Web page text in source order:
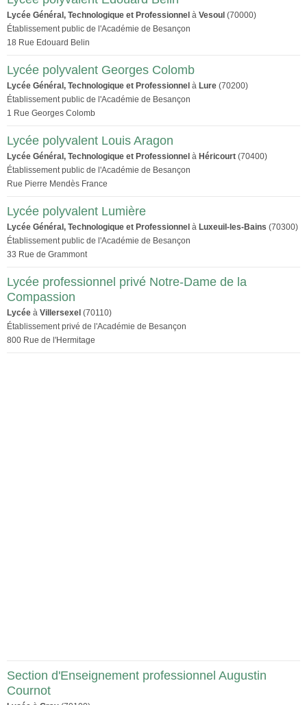
Lycée Général, Technologique et Professionnel à Vesoul (70000)
Établissement public de l'Académie de Besançon
18 Rue Edouard Belin
Lycée polyvalent Georges Colomb
Lycée Général, Technologique et Professionnel à Lure (70200)
Établissement public de l'Académie de Besançon
1 Rue Georges Colomb
Lycée polyvalent Louis Aragon
Lycée Général, Technologique et Professionnel à Héricourt (70400)
Établissement public de l'Académie de Besançon
Rue Pierre Mendès France
Lycée polyvalent Lumière
Lycée Général, Technologique et Professionnel à Luxeuil-les-Bains (70300)
Établissement public de l'Académie de Besançon
33 Rue de Grammont
Lycée professionnel privé Notre-Dame de la
Compassion
Lycée à Villersexel (70110)
Établissement privé de l'Académie de Besançon
800 Rue de l'Hermitage
Section d'Enseignement professionnel Augustin
Cournot